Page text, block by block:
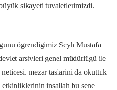
sikayeti tuvaletlerimizdi.
ögrendigimiz Seyh Mustafa
arsivleri genel müdürlügü ile
mezar taslarini da okuttuk
insallah bu sene